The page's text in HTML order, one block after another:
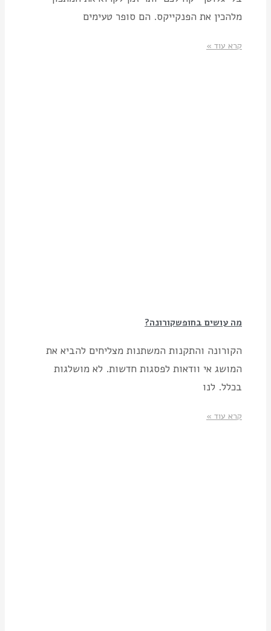
מלהכין את הפנקייקס. הם סופר טעימים
קרא עוד »
מה עושים בחופשקורונה?
הקורונה והתקנות המשתנות מצליחים להביא את
המושג אי וודאות לפסגות חדשות. לא מושלגות
בכלל. לנו
קרא עוד »